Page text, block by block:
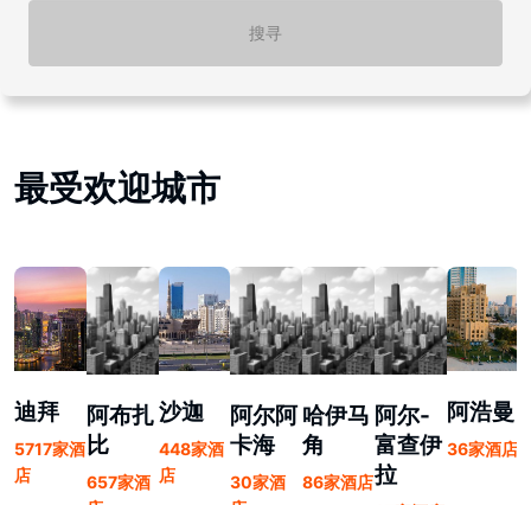
搜寻
最受欢迎城市
迪拜
5717家酒
店
阿布扎
比
657家酒
沙迦
448家酒
店
阿尔阿
卡海
30家酒
哈伊马
角
86家酒店
阿尔-
富查伊
拉
阿浩曼
36家酒店